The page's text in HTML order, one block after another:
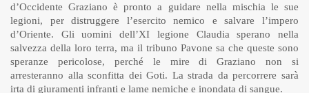
d’Occidente Graziano è pronto a guidare nella mischia le sue
legioni, per distruggere l’esercito nemico e salvare l’impero
d’Oriente. Gli uomini dell’XI legione Claudia sperano nella
salvezza della loro terra, ma il tribuno Pavone sa che queste sono
speranze pericolose, perché le mire di Graziano non si
arresteranno alla sconfitta dei Goti. La strada da percorrere sarà
irta di giuramenti infranti e lame nemiche e inondata di sangue.